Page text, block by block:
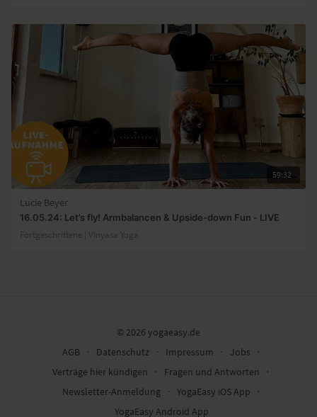
59:32
Lucie Beyer
16.05.24: Let’s fly! Armbalancen & Upside-down Fun - LIVE
Fortgeschrittene | Vinyasa Yoga
© 2026 yogaeasy.de
AGB
∙ Datenschutz ∙ Impressum ∙ Jobs
∙
Verträge hier kündigen
∙ Fragen und Antworten
∙
Newsletter-Anmeldung
∙ YogaEasy iOS App
∙
YogaEasy Android App